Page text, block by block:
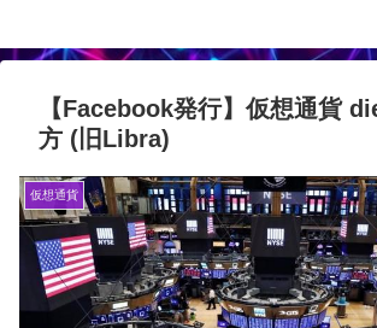
【Facebook発行】仮想通貨
方 (旧Libra)
仮想通貨